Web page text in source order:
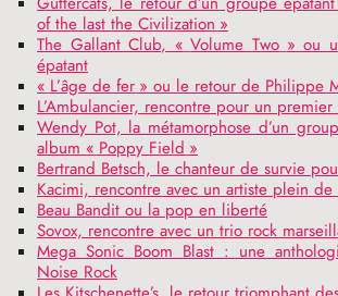
of the last the Civilization »
The Gallant Club, « Volume Two » ou
épatant
« L’âge de fer » ou le retour de Philippe
L’Ambulancier, rencontre pour un
Wendy Pot, la métamorphose d’un
album « Poppy Field »
Bertrand Betsch, le chanteur de survie
Kacimi, rencontre avec un artiste plein de
Beau Bandit ou la pop en liberté
Sovox, rencontre avec un trio rock
Mega Sonic Boom Blast : une
Noise Rock